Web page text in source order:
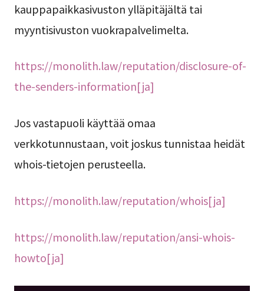
kauppapaikkasivuston ylläpitäjältä tai
myyntisivuston vuokrapalvelimelta.
https://monolith.law/reputation/disclosure-of-
the-senders-information[ja]
Jos vastapuoli käyttää omaa
verkkotunnustaan, voit joskus tunnistaa heidät
whois-tietojen perusteella.
https://monolith.law/reputation/whois[ja]
https://monolith.law/reputation/ansi-whois-
howto[ja]